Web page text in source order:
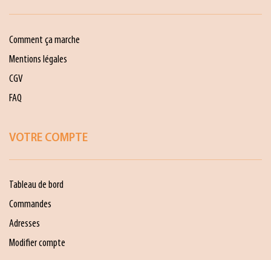
Comment ça marche
Mentions légales
CGV
FAQ
VOTRE COMPTE
Tableau de bord
Commandes
Adresses
Modifier compte